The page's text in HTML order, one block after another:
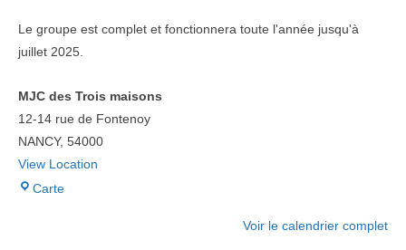
Le groupe est complet et fonctionnera toute l'année jusqu'à
juillet 2025.
MJC des Trois maisons
12-14 rue de Fontenoy
NANCY, 54000
View Location
Carte
Voir le calendrier complet